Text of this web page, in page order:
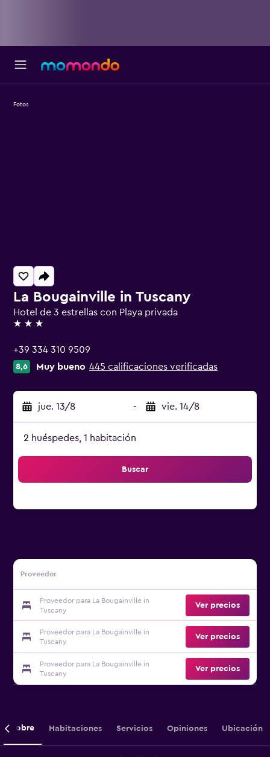
La Bougainville in Tuscany
Hotel de 3 estrellas con Playa privada
3 estrellas
+39 334 310 9509
8,6 Muy bueno 445 calificaciones verificadas
jue. 13/8 - vie. 14/8
2 huéspedes, 1 habitación
Buscar
Proveedor
Proveedor para La Bougainville in
Tuscany
Ver precios
Proveedor para La Bougainville in
Tuscany
Ver precios
Proveedor para La Bougainville in
Tuscany
Ver precios
Fotos
Sobre Habitaciones Servicios Opiniones Ubicación